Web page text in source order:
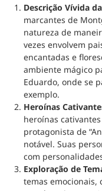
Descrição Vívida
marcantes de
natureza de
vezes envolvem
encantadas e
ambiente mágico
Eduardo, onde se
exemplo.
Heroínas
heroínas
protagonista de
notável. Suas
com
Exploração de
temas emocionais,